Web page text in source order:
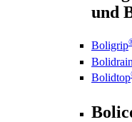
und
Boligrip
Bolidrain
Bolidtop